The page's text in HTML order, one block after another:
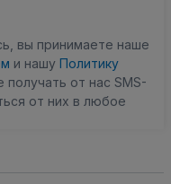
вы принимаете наше
и нашу Политику
от нас SMS-
от них в любое